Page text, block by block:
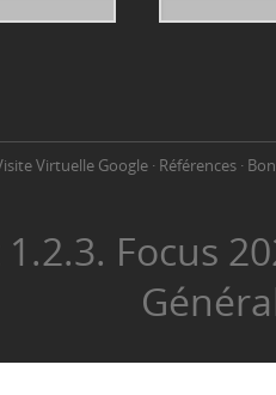
Virtuelle Google · Références ·
Focus